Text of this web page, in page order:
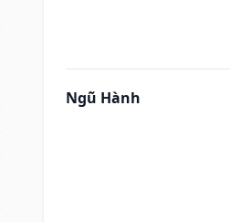
Ngũ Hành